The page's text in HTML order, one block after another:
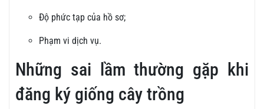
Độ phức tạp của hồ sơ;
Phạm vi dịch vụ.
Những sai lầm thường gặp khi
đăng ký giống cây trồng